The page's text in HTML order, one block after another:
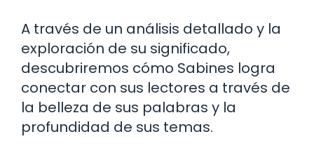
A través de un análisis detallado y la
exploración de su significado,
descubriremos cómo Sabines logra
conectar con sus lectores a través de
la belleza de sus palabras y la
profundidad de sus temas.